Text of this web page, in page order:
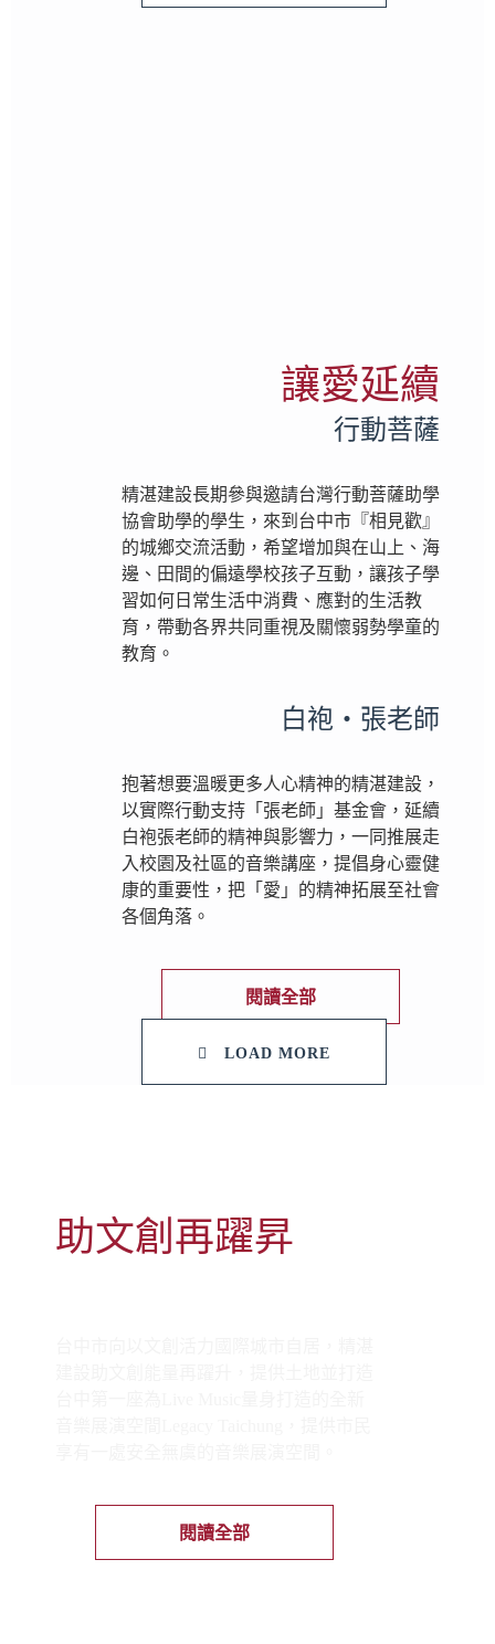
LOAD MORE
讓愛延續
行動菩薩
精湛建設長期參與邀請台灣行動菩薩助學
協會助學的學生，來到台中市『相見歡』
的城鄉交流活動，希望增加與在山上、海
邊、田間的偏遠學校孩子互動，讓孩子學
習如何日常生活中消費、應對的生活教
育，帶動各界共同重視及關懷弱勢學童的
教育。
白袍‧張老師
抱著想要溫暖更多人心精神的精湛建設，
以實際行動支持「張老師」基金會，延續
白袍張老師的精神與影響力，一同推展走
入校園及社區的音樂講座，提倡身心靈健
康的重要性，把「愛」的精神拓展至社會
各個角落。
閱讀全部
助文創再躍昇
閱讀全部